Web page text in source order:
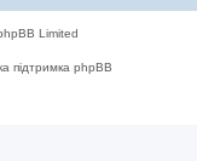
Limited
підтримка phpBB